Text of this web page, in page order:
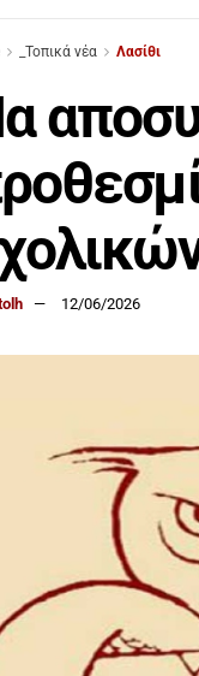
_Τοπικά νέα Λασίθι
12/06/2026